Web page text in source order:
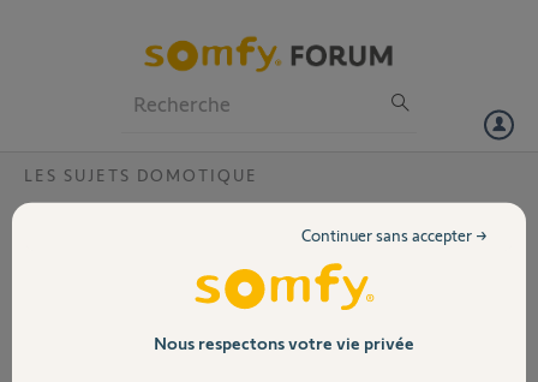
Volet
LES SUJETS DOMOTIQUE
Ma box clignote toujours en rouge : je l'ai branchée directement sur la
Box et non plus sur un Switch mais rien n'y fait
HELP Code PIN : : 1206-5518-2741Nous respectons votre vie privée
Continuer sans accepter →